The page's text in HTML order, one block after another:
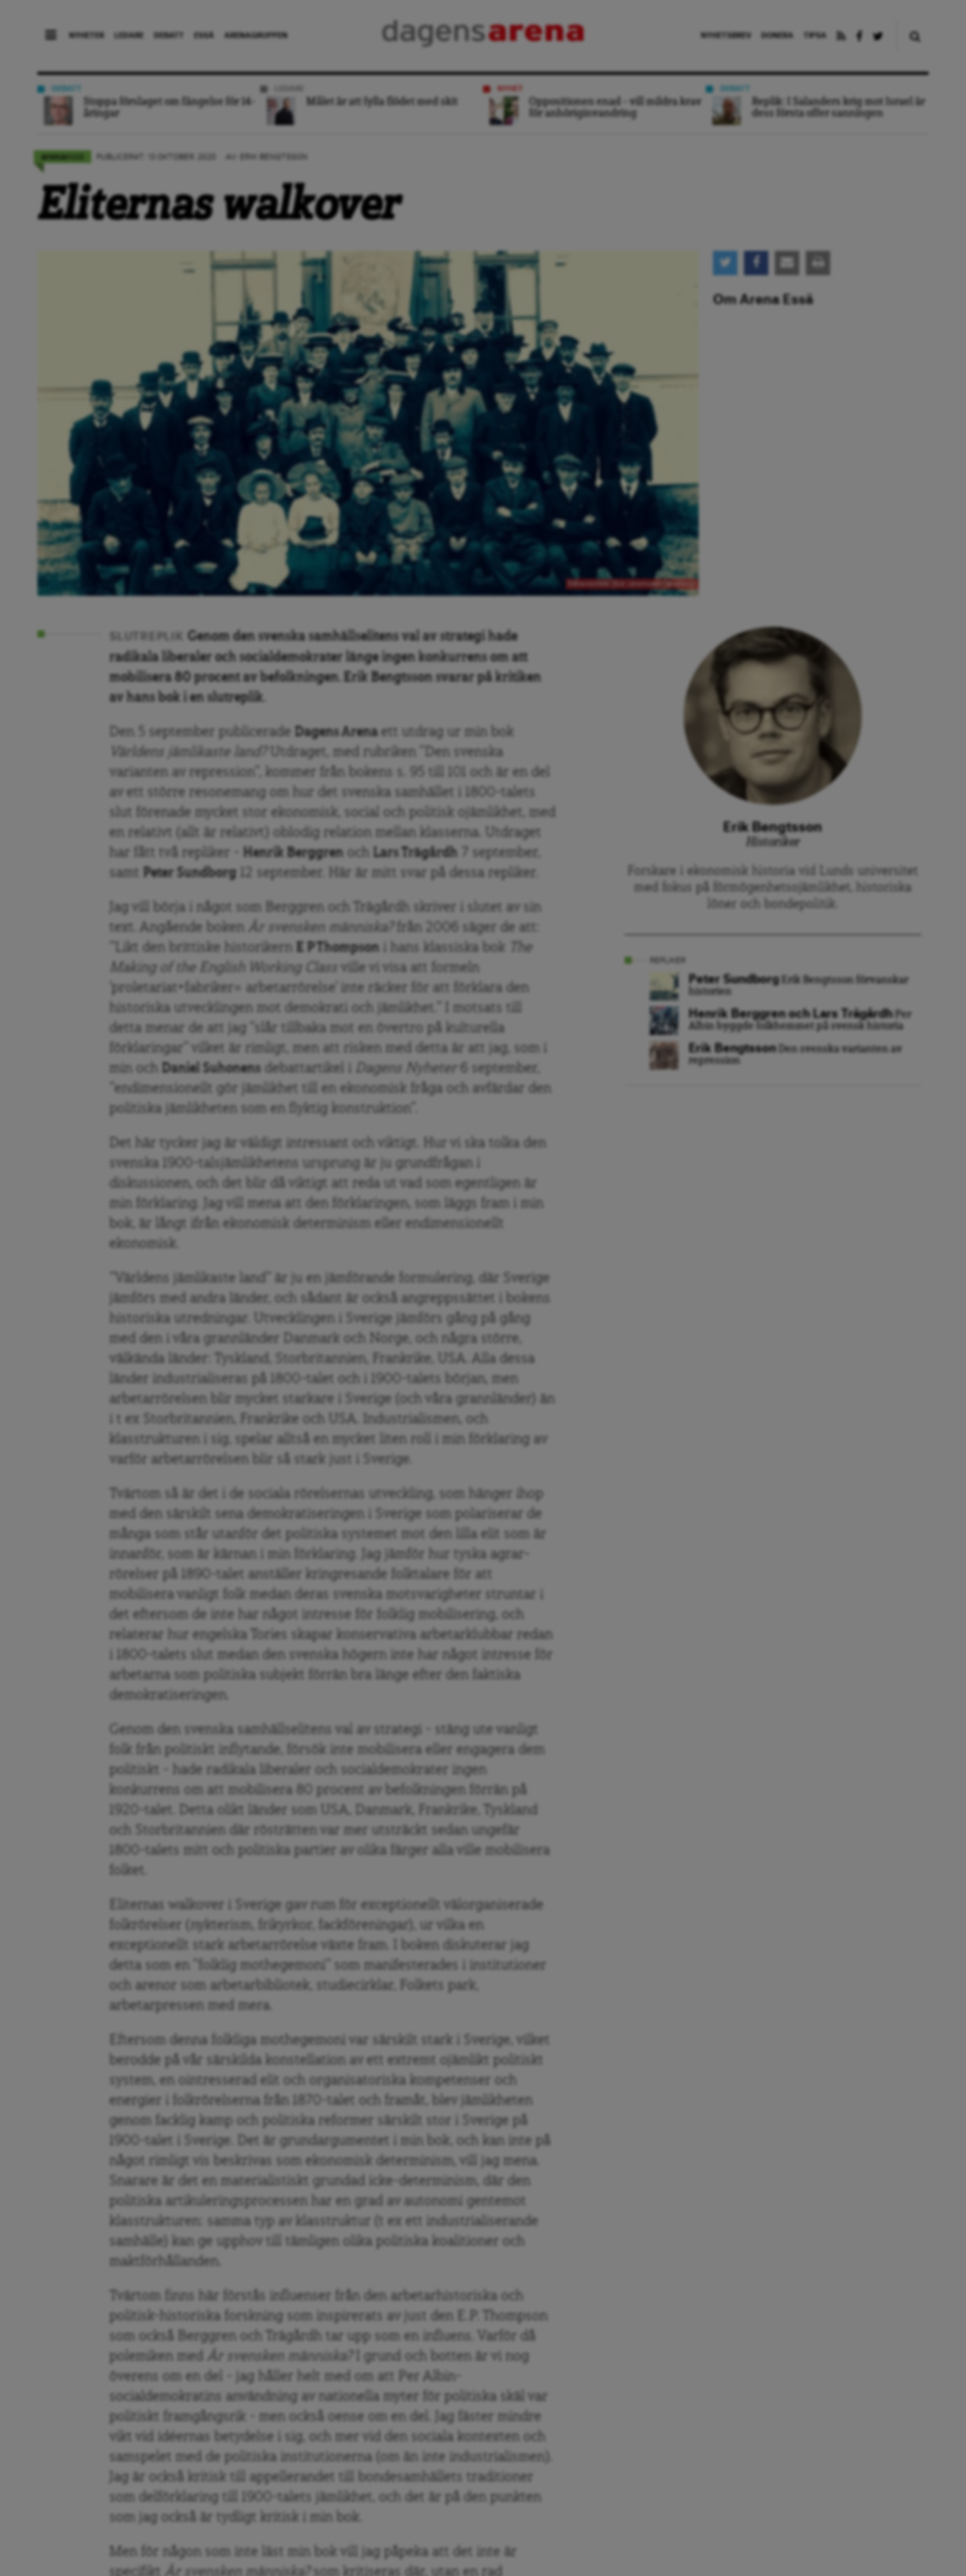
NYHETER LEDARE DEBATT ESSÄ ARENAGRUPPEN NYHETSBREV DONERA TIPSA
Stoppa förslaget om fängelse för 14-
åringar
Målet är att fylla flödet med skit
NYHET
Oppositionen enad – vill mildra krav
för anhöriginvandring
Replik: I Salanders krig mot Israel är
dess första offer sanningen
arenaessä
Eliternas walkover
Om Arena Essä
SLUTREPLIK
Genom den svenska samhällselitens val av strategi hade
radikala liberaler och socialdemokrater länge ingen konkurrens om att
mobilisera 80 procent av befolkningen. Erik Bengtsson svarar på kritiken
av hans bok i en slutreplik.
Den 5 september publicerade Dagens Arena ett utdrag ur min bok
Världens jämlikaste land?
Utdraget, med rubriken ”Den svenska
varianten av repression”, kommer från bokens s. 95 till 101 och är en del
av ett större resonemang om hur det svenska samhället i 1800-talets
slut förenade mycket stor ekonomisk, social och politisk ojämlikhet, med
en relativt (allt är relativt) oblodig relation mellan klasserna. Utdraget
har fått två repliker – Henrik Berggren och Lars Trägårdh 7 september,
samt Peter Sundborg 12 september. Här är mitt svar på dessa repliker.
Jag vill börja i något som Berggren och Trägårdh skriver i slutet av sin
text. Angående boken Är svensken människa?
från 2006 säger de att:
”Likt den brittiske historikern
E P Thompson i hans klassiska bok
The
Making of the English Working Class
ville vi visa att formeln
’proletariat+fabriker= arbetarrörelse’ inte räcker för att förklara den
historiska utvecklingen mot demokrati och jämlikhet.” I motsats till
detta menar de att jag ”slår tillbaka mot en övertro på kulturella
förklaringar” vilket är rimligt, men att risken med detta är att jag, som i
min och
Daniel Suhonens debattartikel i Dagens Nyheter
6 september,
”endimensionellt gör jämlikhet till en ekonomisk fråga och avfärdar den
politiska jämlikheten som en flyktig konstruktion”.
Det här tycker jag är väldigt intressant och viktigt. Hur vi ska tolka den
svenska 1900-talsjämlikhetens ursprung är ju grundfrågan i
diskussionen, och det blir då viktigt att reda ut vad som egentligen är
min förklaring. Jag vill mena att den förklaringen, som läggs fram i min
bok, är långt ifrån ekonomisk determinism eller endimensionellt
ekonomisk.
”Världens jämlikaste land” är ju en jämförande formulering, där Sverige
jämförs med andra länder, och sådant är också angreppssättet i bokens
historiska utredningar. Utvecklingen i Sverige jämförs gång på gång
med den i våra grannländer Danmark och Norge, och några större,
välkända länder: Tyskland, Storbritannien, Frankrike, USA. Alla dessa
länder industrialiseras på 1800-talet och i 1900-talets början, men
arbetarrörelsen blir mycket starkare i Sverige (och våra grannländer) än
i t ex Storbritannien, Frankrike och USA. Industrialismen, och
klasstrukturen i sig, spelar alltså en mycket liten roll i min förklaring av
varför arbetarrörelsen blir så stark just i Sverige.
Tvärtom så är det i de sociala rörelsernas utveckling, som hänger ihop
med den särskilt sena demokratiseringen i Sverige som polariserar de
många som står utanför det politiska systemet mot den lilla elit som är
innanför, som är kärnan i min förklaring. Jag jämför hur tyska agrar-
rörelser på 1890-talet anställer kringresande folktalare för att
mobilisera vanligt folk medan deras svenska motsvarigheter struntar i
det eftersom de inte har något intresse för folklig mobilisering, och
relaterar hur engelska Tories skapar konservativa arbetarklubbar redan
i 1800-talets slut medan den svenska högern inte har något intresse för
arbetarna som politiska subjekt förrän bra länge efter den faktiska
demokratiseringen.
Genom den svenska samhällselitens val av strategi – stäng ute vanligt
folk från politiskt inflytande, försök inte mobilisera eller engagera dem
politiskt – hade radikala liberaler och socialdemokrater ingen
konkurrens om att mobilisera 80 procent av befolkningen förrän på
1920-talet. Detta olikt länder som USA, Danmark, Frankrike, Tyskland
och Storbritannien där rösträtten var mer utsträckt sedan ungefär
1800-talets mitt och politiska partier av olika färger alla ville mobilisera
folket.
Eliternas walkover i Sverige gav rum för exceptionellt välorganiserade
folkrörelser (nykterism, frikyrkor, fackföreningar), ur vilka en
exceptionellt stark arbetarrörelse växte fram. I boken diskuterar jag
detta som en ”folklig mothegemoni” som manifesterades i institutioner
och arenor som arbetarbibliotek, studiecirklar, Folkets park,
arbetarpressen med mera.
Eftersom denna folkliga mothegemoni var särskilt stark i Sverige, vilket
berodde på vår särskilda konstellation av ett extremt ojämlikt politiskt
system, en ointresserad elit och organisatoriska kompetenser och
energier i folkrörelserna från 1870-talet och framåt, blev jämlikheten
genom facklig kamp och politiska reformer särskilt stor i Sverige på
1900-talet i Sverige. Det är grundargumentet i min bok, och kan inte på
något rimligt vis beskrivas som ekonomisk determinism, vill jag mena.
Snarare är det en materialistiskt grundad icke-determinism, där den
politiska artikuleringsprocessen har en grad av autonomi gentemot
klasstrukturen: samma typ av klasstruktur (t ex ett industrialiserande
samhälle) kan ge upphov till tämligen olika politiska koalitioner och
maktförhållanden.
Tvärtom finns här förstås influenser från den arbetarhistoriska och
politisk-historiska forskning som inspirerats av just den E.P. Thompson
som också Berggren och Trägårdh tar upp som en influens. Varför då
polemiken med Är svensken människa?
I grund och botten är vi nog
överens om en del – jag håller helt med om att Per Albin-
socialdemokratins användning av nationella myter för politiska skäl var
politiskt framgångsrik – men också oense om en del. Jag fäster mindre
vikt vid idéernas betydelse i sig, och mer vid den sociala kontexten och
samspelet med de politiska institutionerna (om än inte industrialismen).
Jag är också kritisk till appellerandet till bondesamhällets traditioner
som delförklaring till 1900-talets jämlikhet, och det är på den punkten
som jag också är tydligt kritisk i min bok.
Men för någon som inte läst min bok vill jag påpeka att det inte är
specifikt Är svensken människa? som kritiseras där, utan en rad
Erik Bengtsson
Historiker
Forskare i ekonomisk historia vid Lunds universitet
med fokus på förmögenhetsojämlikhet, historiska
löner och bondepolitik.
Peter SundborgErik Bengtsson förvanskar
historien
Henrik Berggren och Lars TrägårdhPer
Albin byggde folkhemmet på svensk historia
Erik BengtssonDen svenska varianten av
repression